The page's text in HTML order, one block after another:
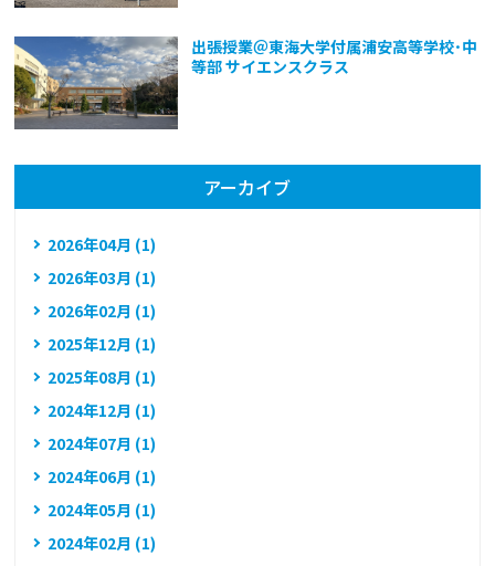
出張授業＠東海大学付属浦安高等学校･中
等部 サイエンスクラス
アーカイブ
2026年04月 (1)
2026年03月 (1)
2026年02月 (1)
2025年12月 (1)
2025年08月 (1)
2024年12月 (1)
2024年07月 (1)
2024年06月 (1)
2024年05月 (1)
2024年02月 (1)